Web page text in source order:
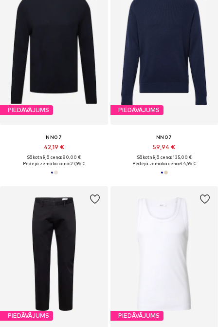
PIEDĀVĀJUMS
NN07
42,19 €
Sākotnējā cena: 80,00 €
Pēdējā zemākā cena:27,96 €
PIEDĀVĀJUMS
NN07
59,94 €
Sākotnējā cena: 135,00 €
Pēdējā zemākā cena:44,96 €
PIEDĀVĀJUMS PIEDĀVĀJUMS